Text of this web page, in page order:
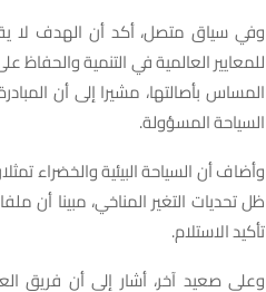
وفي سياق متصل، أكد أن الهدف لا
للمعايير العالمية في التنمية والحفاظ
المساس بأصالتها، مشيرا إلى أن
السياحة المسؤولة.
ظل تحديات التغير المناخي، مبينا أن
تأكيد الاستلام.